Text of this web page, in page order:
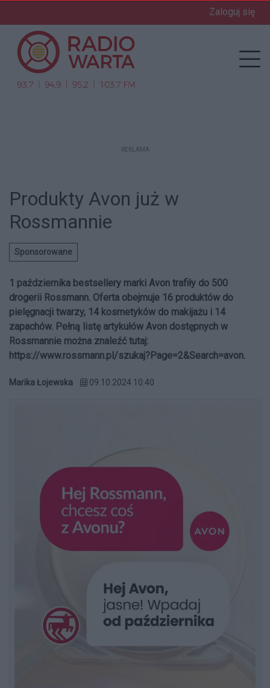
Zaloguj się
REKLAMA
Produkty Avon już w
Rossmannie
Sponsorowane
1 października bestsellery marki Avon trafiły do 500
drogerii Rossmann. Oferta obejmuje 16 produktów do
pielęgnacji twarzy, 14 kosmetyków do makijażu i 14
zapachów. Pełną listę artykułów Avon dostępnych w
Rossmannie można znaleźć tutaj:
https://www.rossmann.pl/szukaj?Page=2&Search=avon.
Marika Łojewska 09.10.2024 10:40